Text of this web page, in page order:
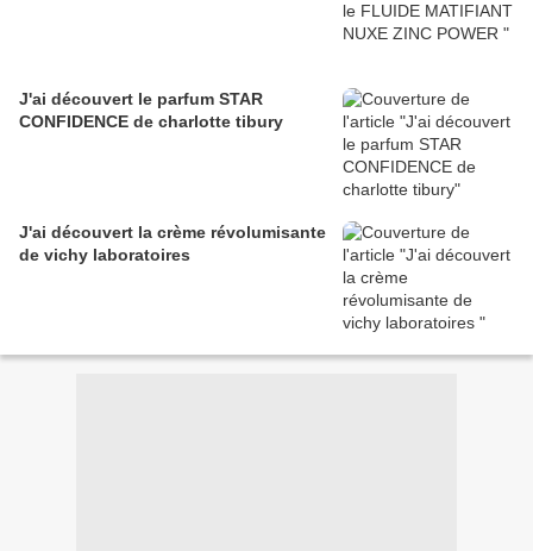
J'ai découvert le parfum STAR
CONFIDENCE de charlotte tibury
J'ai découvert la crème révolumisante
de vichy laboratoires